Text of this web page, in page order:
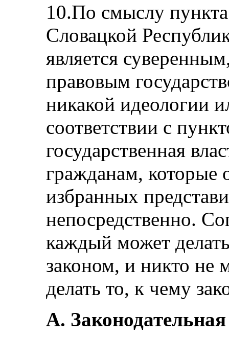
10.По смыслу
Словацкой
является
правовым
никакой идеологии
соответствии с
государственная
гражданам, которые
избранных
непосредственно.
каждый может
законом, и никто не
делать то, к чему
А.